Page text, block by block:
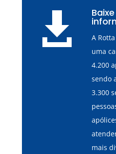

A
uma
4.200
sendo
3.300
mais